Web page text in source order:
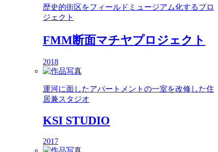
歴史的街区をフィールドミュージアム化するプロ
ジェクト
FMM断面マチヤプロジェクト
2018
運河に面したアパートメントの一室を改修した住
居兼スタジオ
KSI STUDIO
2017